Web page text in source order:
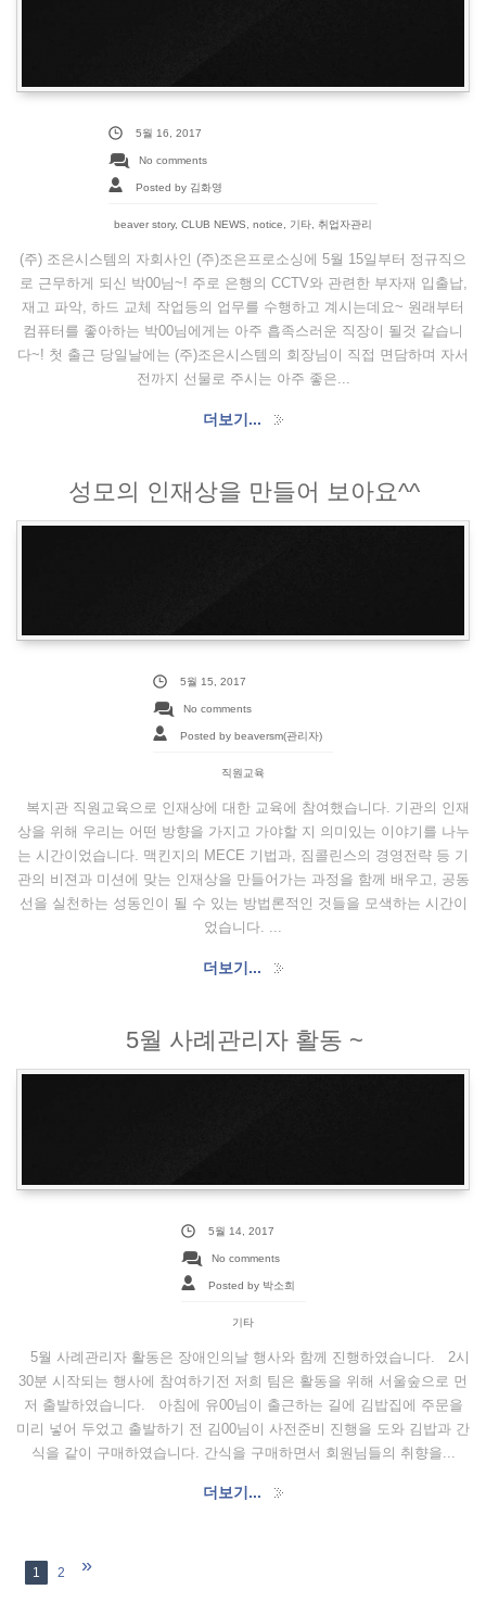
5월 16, 2017
No comments
Posted by 김화영
beaver story, CLUB NEWS notice 기타 취업자관리
(주) 조은시스템의 자회사인 (주)조은프로소싱에 5월 15일부터 정규직으
로 근무하게 되신 박00님~! 주로 은행의 CCTV와 관련한 부자재 입출납,
재고 파악, 하드 교체 작업등의 업무를 수행하고 계시는데요~ 원래부터
컴퓨터를 좋아하는 박00님에게는 아주 흡족스러운 직장이 될것 같습니
다~! 첫 출근 당일날에는 (주)조은시스템의 회장님이 직접 면담하며 자서
전까지 선물로 주시는 아주 좋은...
더보기...
성모의 인재상을 만들어 보아요^^
5월 15, 2017
No comments
Posted by beaversm(관리자)
직원교육
복지관 직원교육으로 인재상에 대한 교육에 참여했습니다. 기관의 인재
상을 위해 우리는 어떤 방향을 가지고 가야할 지 의미있는 이야기를 나누
는 시간이었습니다. 맥킨지의 MECE 기법과, 짐콜린스의 경영전략 등 기
관의 비젼과 미션에 맞는 인재상을 만들어가는 과정을 함께 배우고, 공동
선을 실천하는 성동인이 될 수 있는 방법론적인 것들을 모색하는 시간이
었습니다. ...
더보기...
5월 사례관리자 활동 ~
5월 14, 2017
No comments
Posted by 박소희
기타
5월 사례관리자 활동은 장애인의날 행사와 함께 진행하였습니다. 2시
30분 시작되는 행사에 참여하기전 저희 팀은 활동을 위해 서울숲으로 먼
저 출발하였습니다. 아침에 유00님이 출근하는 길에 김밥집에 주문을
미리 넣어 두었고 출발하기 전 김00님이 사전준비 진행을 도와 김밥과 간
식을 같이 구매하였습니다. 간식을 구매하면서 회원님들의 취향을...
더보기...
1 2 »